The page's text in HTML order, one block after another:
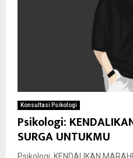
Konsultasi Psikologi
Psikologi:
SURGA UNTUKMU